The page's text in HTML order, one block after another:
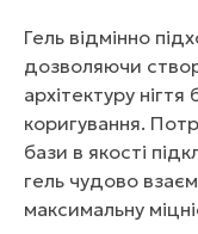
Гель відмінно
дозволяючи
архітектуру
коригування.
бази в якості
гель чудово
максимальну